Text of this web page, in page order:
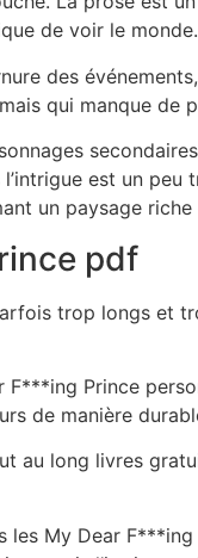
de voir le
des
qui manque
l’intrigue est un
un paysage
pdf
trop longs et
F***ing Prince
de manière
au long livres
les My Dear